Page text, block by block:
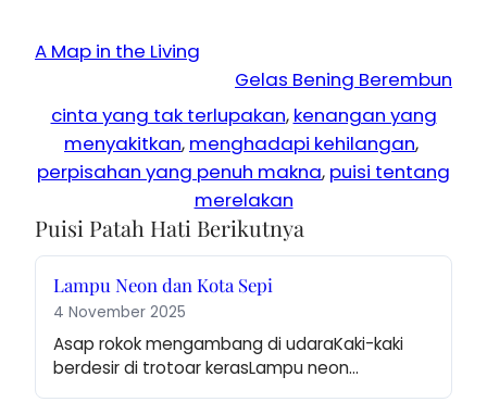
A Map in the Living
Gelas Bening Berembun
cinta yang tak terlupakan, kenangan yang
menyakitkan, menghadapi kehilangan
perpisahan yang penuh makna, puisi tentang
merelakan
Puisi Patah Hati Berikutnya
Lampu Neon dan Kota Sepi
4 November 2025
Asap rokok mengambang di udaraKaki-kaki
berdesir di trotoar kerasLampu neon…